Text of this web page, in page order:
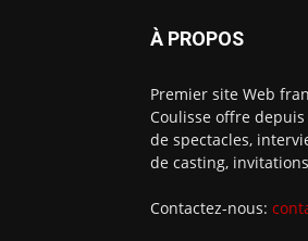
À PROPOS
Premier site Web
Coulisse offre
de spectacles,
de casting,
Contactez-nous: